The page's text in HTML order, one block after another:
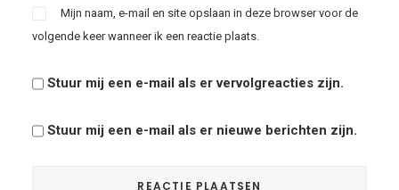
Mijn naam, e-mail en site opslaan in deze browser voor de
volgende keer wanneer ik een reactie plaats.
Stuur mij een e-mail als er vervolgreacties zijn.
Stuur mij een e-mail als er nieuwe berichten zijn.